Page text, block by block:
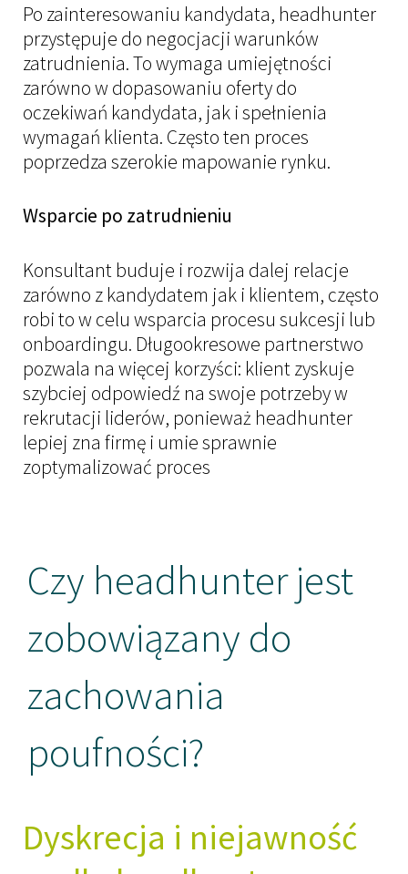
Po zainteresowaniu kandydata, headhunter
przystępuje do negocjacji warunków
zatrudnienia. To wymaga umiejętności
zarówno w dopasowaniu oferty do
oczekiwań kandydata, jak i spełnienia
wymagań klienta. Często ten proces
poprzedza szerokie mapowanie rynku.
Wsparcie po zatrudnieniu
Konsultant buduje i rozwija dalej relacje
zarówno z kandydatem jak i klientem, często
robi to w celu wsparcia procesu sukcesji lub
onboardingu. Długookresowe partnerstwo
pozwala na więcej korzyści: klient zyskuje
szybciej odpowiedź na swoje potrzeby w
rekrutacji liderów, ponieważ headhunter
lepiej zna firmę i umie sprawnie
zoptymalizować proces
Czy headhunter jest
zobowiązany do
zachowania
poufności?
Dyskrecja i niejawność